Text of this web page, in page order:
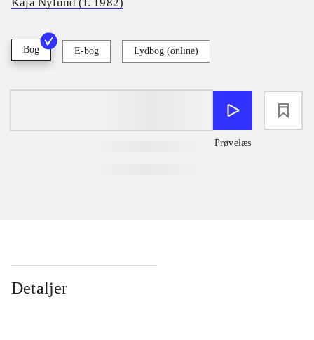
Kaja Nylund (f. 1982)
Bog E-bog Lydbog (online)
Prøvelæs
Detaljer